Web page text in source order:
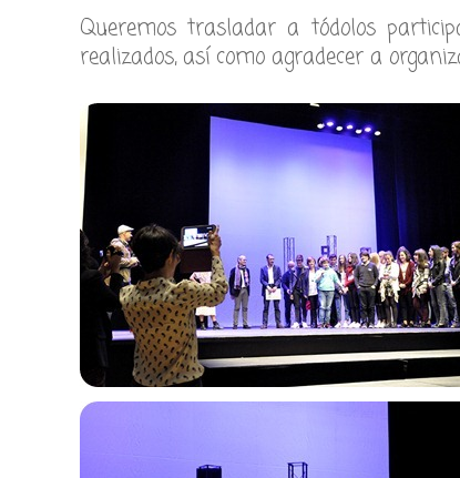
Queremos trasladar a tódolos
realizados, así como agradecer a